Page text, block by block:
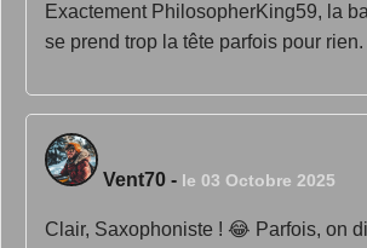
Exactement PhilosopherKing59, la
se prend trop la tête parfois pour rien.
Vent70 - le 03 Octobre 2025
Clair, Saxophoniste ! 😂 Parfois, on